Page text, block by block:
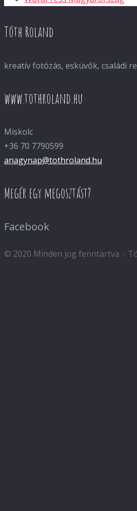
Tóth Roland
kreatív fotózás, esküvők, családi
www.tothroland.hu
Miskolc
+36 70 7790599
anagynap@tothroland.hu
Megér egy megosztást?
Facebook
© 2020 Minden jog fenntartva. -